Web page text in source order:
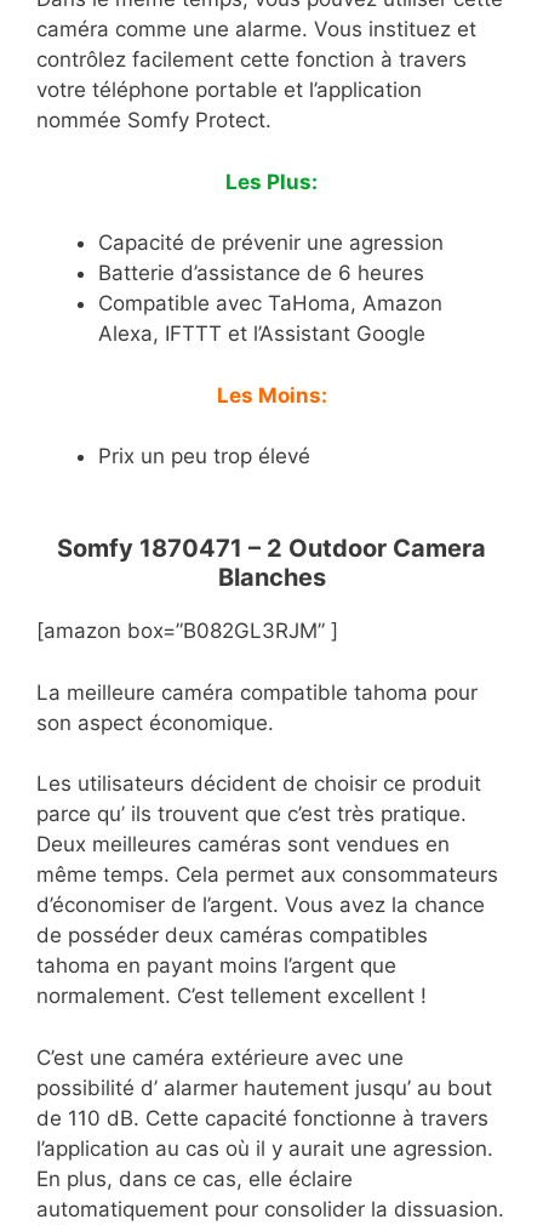
caméra comme une alarme. Vous instituez et
contrôlez facilement cette fonction à travers
votre téléphone portable et l’application
nommée Somfy Protect.
Les Plus:
Capacité de prévenir une agression
Batterie d’assistance de 6 heures
Compatible avec TaHoma, Amazon
Alexa, IFTTT et l’Assistant Google
Les Moins:
Prix un peu trop élevé
Somfy 1870471 – 2 Outdoor Camera
Blanches
[amazon box=”B082GL3RJM” ]
La meilleure caméra compatible tahoma pour
son aspect économique.
Les utilisateurs décident de choisir ce produit
parce qu’ ils trouvent que c’est très pratique.
Deux meilleures caméras sont vendues en
même temps. Cela permet aux consommateurs
d’économiser de l’argent. Vous avez la chance
de posséder deux caméras compatibles
tahoma en payant moins l’argent que
normalement. C’est tellement excellent !
C’est une caméra extérieure avec une
possibilité d’ alarmer hautement jusqu’ au bout
de 110 dB. Cette capacité fonctionne à travers
l’application au cas où il y aurait une agression.
En plus, dans ce cas, elle éclaire
automatiquement pour consolider la dissuasion.